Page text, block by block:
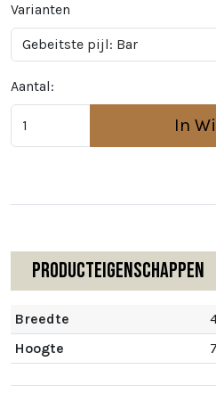
Varianten
Aantal:
In
Producteigenschappen
Breedte
Hoogte